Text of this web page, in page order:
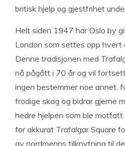
britisk hjelp og gjestfrihet
Helt siden 1947 har Oslo by
London som settes opp hvert
Denne tradisjonen med
nå pågått i 70 år og vil
ingen bestemmer noe annet.
frodige skog og bidrar gjerne
hedre hjelpen som ble
for akkurat Trafalgar Square
av nordmenns tilknytning til